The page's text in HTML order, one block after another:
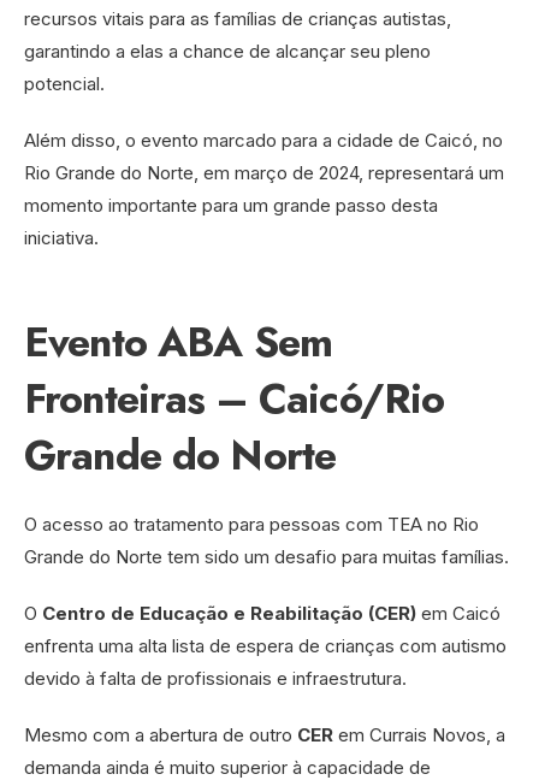
recursos vitais para as famílias de crianças autistas,
garantindo a elas a chance de alcançar seu pleno
potencial.
Além disso, o evento marcado para a cidade de Caicó, no
Rio Grande do Norte, em março de 2024, representará um
momento importante para um grande passo desta
iniciativa.
Evento ABA Sem
Fronteiras – Caicó/Rio
Grande do Norte
O acesso ao tratamento para pessoas com TEA no Rio
Grande do Norte tem sido um desafio para muitas famílias.
O Centro de Educação e Reabilitação (CER) em Caicó
enfrenta uma alta lista de espera de crianças com autismo
devido à falta de profissionais e infraestrutura.
Mesmo com a abertura de outro CER em Currais Novos, a
demanda ainda é muito superior à capacidade de